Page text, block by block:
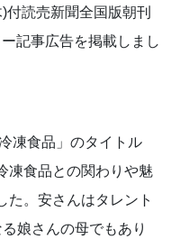
付読売新聞全国版朝刊
記事広告を掲載しまし
凍食品」のタイトル
凍食品との関わりや魅
た。安さんはタレント
娘さんの母でもあり